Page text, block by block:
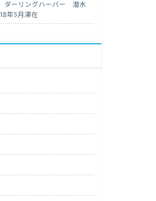
ダーリングハーバー 潜水
年5月滞在